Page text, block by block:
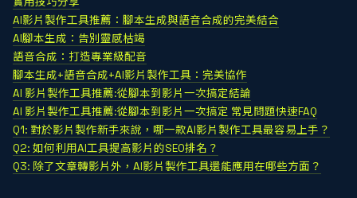
AI影片製作工具推薦：腳本生成與語音合成的完美結合
AI腳本生成：告別靈感枯竭
語音合成：打造專業級配音
腳本生成+語音合成+AI影片製作工具：完美協作
AI 影片製作工具推薦:從腳本到影片一次搞定結論
AI 影片製作工具推薦:從腳本到影片一次搞定 常見問題快速FAQ
Q1: 對於影片製作新手來說，哪一款AI影片製作工具最容易上手？
Q2: 如何利用AI工具提高影片的SEO排名？
Q3: 除了文章轉影片外，AI影片製作工具還能應用在哪些方面？